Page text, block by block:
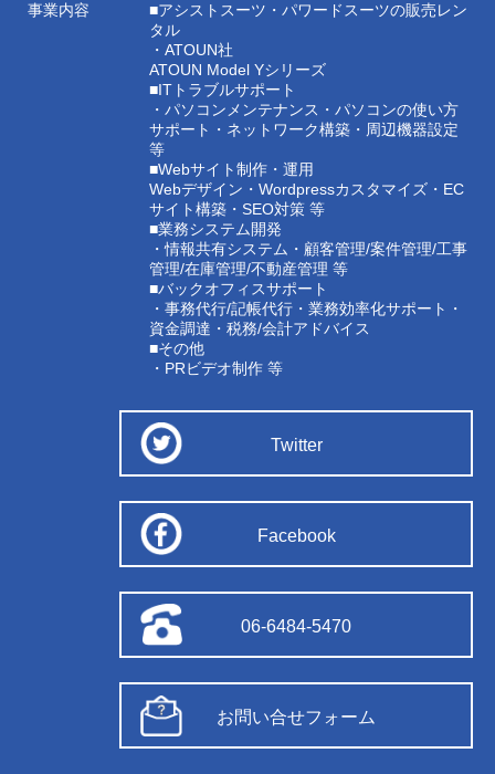
事業内容
■アシストスーツ・パワードスーツの販売レン
タル
・ATOUN社
ATOUN Model Yシリーズ
■ITトラブルサポート
・パソコンメンテナンス・パソコンの使い方
サポート・ネットワーク構築・周辺機器設定
等
■Webサイト制作・運用
Webデザイン・Wordpressカスタマイズ・EC
サイト構築・SEO対策 等
■業務システム開発
・情報共有システム・顧客管理/案件管理/工事
管理/在庫管理/不動産管理 等
■バックオフィスサポート
・事務代行/記帳代行・業務効率化サポート・
資金調達・税務/会計アドバイス
■その他
・PRビデオ制作 等
Twitter
Facebook
06-6484-5470
お問い合せフォーム